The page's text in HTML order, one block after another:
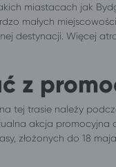
miastacach jak
małych
destynacji. Więcej
z
tej trasie należy
akcja
złożonych do 18 maja